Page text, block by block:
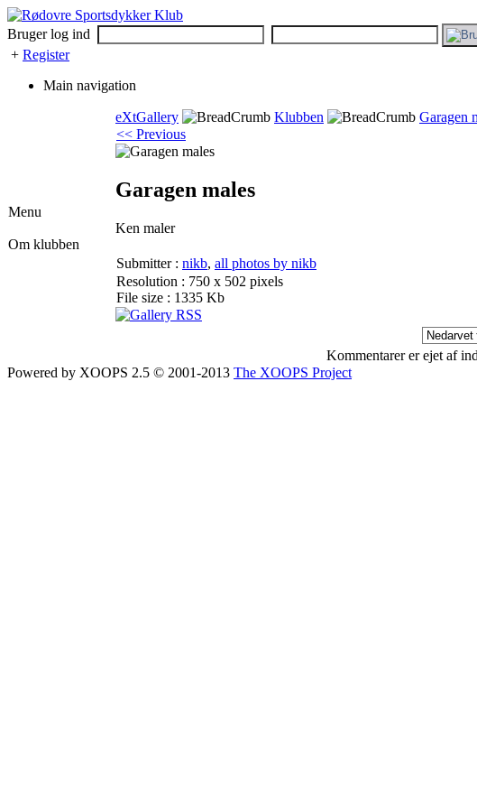
Bruger log ind
+ Register
Main navigation
Menu
Om klubben
eXtGallery Klubben Garagen
<< Previous
Garagen males
Ken maler
Submitter : nikb, all photos by nikb
Resolution : 750 x 502 pixels
File size : 1335 Kb
Kommentarer er ejet af
Powered by XOOPS 2.5 © 2001-2013 The XOOPS Project